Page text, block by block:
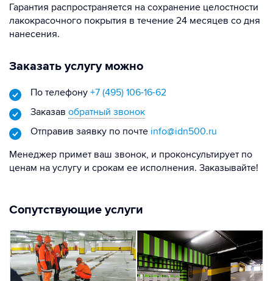
Гарантия распространяется на сохранение целостности
лакокрасочного покрытия в течение 24 месяцев со дня
нанесения.
Заказать услугу можно
По телефону +7 (495) 106-16-62
Заказав обратный звонок
Отправив заявку по почте info@idn500.ru
Менеджер примет ваш звонок, и проконсультирует по
ценам на услугу и срокам ее исполнения. Заказывайте!
Сопутствующие услуги